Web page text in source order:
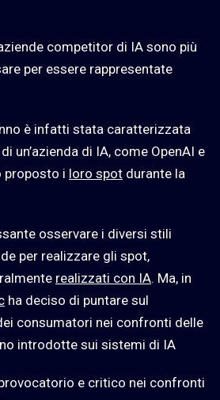
competitor di IA sono più
per essere rappresentate
è infatti stata caratterizzata
un’azienda di IA, come OpenAI e
proposto i loro spot durante la
osservare i diversi stili
per realizzare gli spot,
realizzati con IA. Ma, in
ha deciso di puntare sul
consumatori nei confronti delle
introdotte sui sistemi di IA
e critico nei confronti